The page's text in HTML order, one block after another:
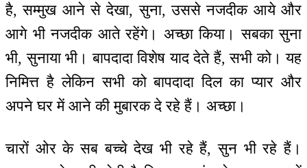
है, सम्मुख आने से देखा, सुना, उससे नजदीक आये और
आगे भी नजदीक आते रहेंगे। अच्छा किया। सबका सुना
भी, सुनाया भी। बापदादा विशेष याद देते हैं, सभी को। यह
निमित्त है लेकिन सभी को बापदादा दिल का प्यार और
अपने घर में आने की मुबारक दे रहे हैं। अच्छा।
चारों ओर के सब बच्चे देख भी रहे हैं, सुन भी रहे हैं।